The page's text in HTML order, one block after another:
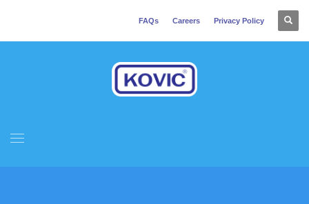
FAQs Careers Privacy Policy